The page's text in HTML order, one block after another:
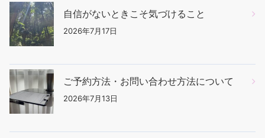
自信がないときこそ気づけること
2026年7月17日
ご予約方法・お問い合わせ方法について
2026年7月13日